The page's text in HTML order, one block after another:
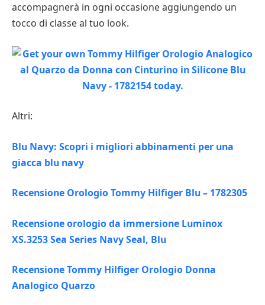
accompagnerà in ogni occasione aggiungendo un
tocco di classe al tuo look.
Altri:
Blu Navy: Scopri i migliori abbinamenti per una
giacca blu navy
Recensione Orologio Tommy Hilfiger Blu – 1782305
Recensione orologio da immersione Luminox
XS.3253 Sea Series Navy Seal, Blu
Recensione Tommy Hilfiger Orologio Donna
Analogico Quarzo